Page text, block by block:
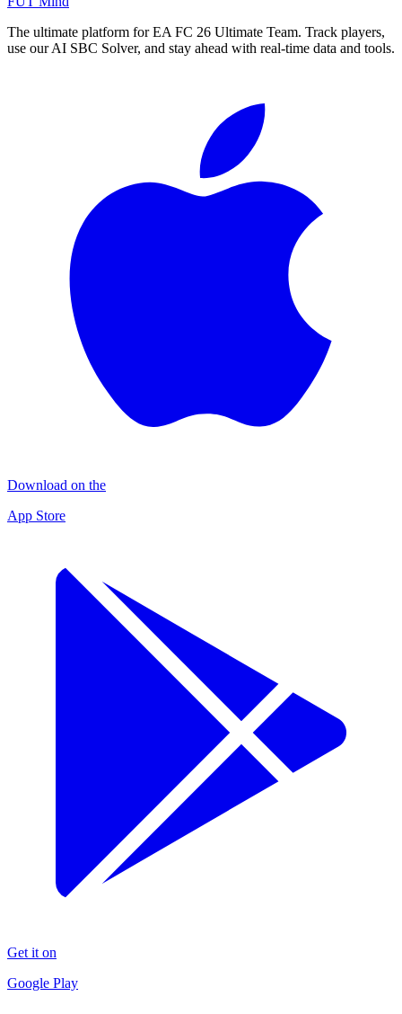
The ultimate platform for EA FC 26 Ultimate Team. Track players,
use our AI SBC Solver, and stay ahead with real-time data and tools.
Download on the
App Store
Get it on
Google Play